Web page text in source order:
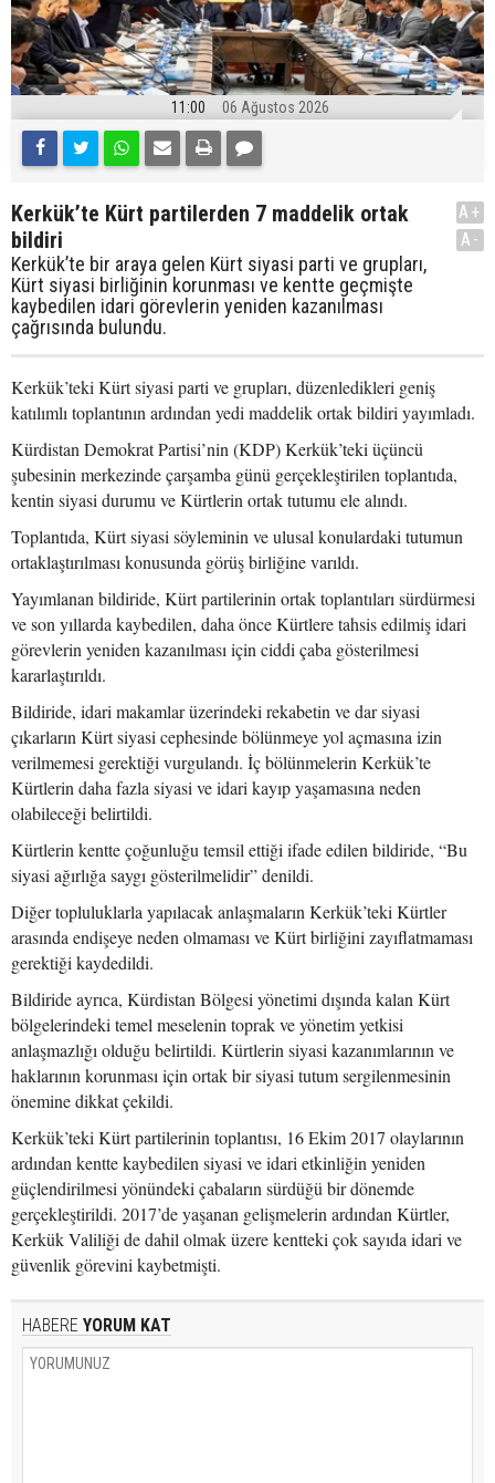
11:00 06 Ağustos 2026
Kerkük’te Kürt partilerden 7 maddelik ortak
bildiri
Kerkük’te bir araya gelen Kürt siyasi parti ve grupları,
Kürt siyasi birliğinin korunması ve kentte geçmişte
kaybedilen idari görevlerin yeniden kazanılması
çağrısında bulundu.
A+
A-
Kerkük’teki Kürt siyasi parti ve grupları, düzenledikleri geniş
katılımlı toplantının ardından yedi maddelik ortak bildiri yayımladı.
Kürdistan Demokrat Partisi’nin (KDP) Kerkük’teki üçüncü
şubesinin merkezinde çarşamba günü gerçekleştirilen toplantıda,
kentin siyasi durumu ve Kürtlerin ortak tutumu ele alındı.
Toplantıda, Kürt siyasi söyleminin ve ulusal konulardaki tutumun
ortaklaştırılması konusunda görüş birliğine varıldı.
Yayımlanan bildiride, Kürt partilerinin ortak toplantıları sürdürmesi
ve son yıllarda kaybedilen, daha önce Kürtlere tahsis edilmiş idari
görevlerin yeniden kazanılması için ciddi çaba gösterilmesi
kararlaştırıldı.
Bildiride, idari makamlar üzerindeki rekabetin ve dar siyasi
çıkarların Kürt siyasi cephesinde bölünmeye yol açmasına izin
verilmemesi gerektiği vurgulandı. İç bölünmelerin Kerkük’te
Kürtlerin daha fazla siyasi ve idari kayıp yaşamasına neden
olabileceği belirtildi.
Kürtlerin kentte çoğunluğu temsil ettiği ifade edilen bildiride, “Bu
siyasi ağırlığa saygı gösterilmelidir” denildi.
Diğer topluluklarla yapılacak anlaşmaların Kerkük’teki Kürtler
arasında endişeye neden olmaması ve Kürt birliğini zayıflatmaması
gerektiği kaydedildi.
Bildiride ayrıca, Kürdistan Bölgesi yönetimi dışında kalan Kürt
bölgelerindeki temel meselenin toprak ve yönetim yetkisi
anlaşmazlığı olduğu belirtildi. Kürtlerin siyasi kazanımlarının ve
haklarının korunması için ortak bir siyasi tutum sergilenmesinin
önemine dikkat çekildi.
Kerkük’teki Kürt partilerinin toplantısı, 16 Ekim 2017 olaylarının
ardından kentte kaybedilen siyasi ve idari etkinliğin yeniden
güçlendirilmesi yönündeki çabaların sürdüğü bir dönemde
gerçekleştirildi. 2017’de yaşanan gelişmelerin ardından Kürtler,
Kerkük Valiliği de dahil olmak üzere kentteki çok sayıda idari ve
güvenlik görevini kaybetmişti.
HABERE YORUM KAT